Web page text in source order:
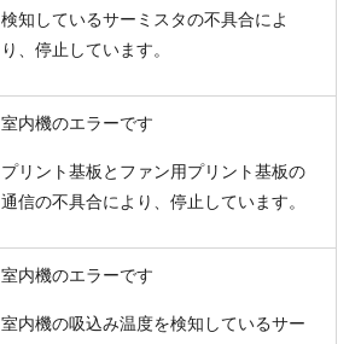
検知しているサーミスタの不具合によ
り、停止しています。
室内機のエラーです
プリント基板とファン用プリント基板の
通信の不具合により、停止しています。
室内機のエラーです
室内機の吸込み温度を検知しているサー